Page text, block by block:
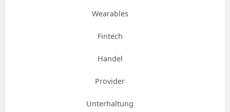
Wearables
Fintech
Handel
Provider
Unterhaltung